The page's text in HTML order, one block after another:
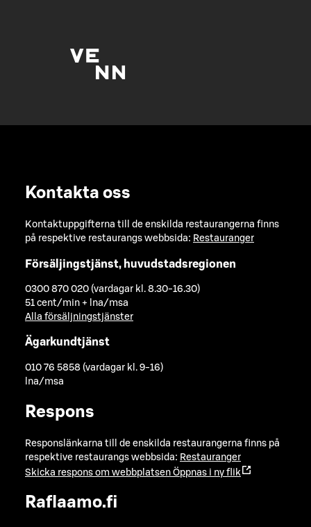
Kontakta oss
Kontaktuppgifterna till de enskilda restaurangerna finns
på respektive restaurangs webbsida: Restauranger
Försäljingstjänst, huvudstadsregionen
0300 870 020 (vardagar kl. 8.30-16.30)
51 cent/min + lna/msa
Alla försäljningstjänster
Ägarkundtjänst
010 76 5858 (vardagar kl. 9-16)
lna/msa
Respons
Responslänkarna till de enskilda restaurangerna finns på
respektive restaurangs webbsida: Restauranger
Skicka respons om webbplatsen Öppnas i ny flik
Raflaamo.fi